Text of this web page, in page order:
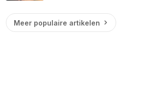
Meer populaire artikelen